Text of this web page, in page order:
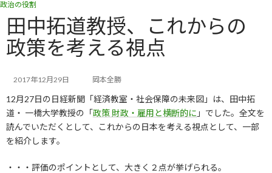
コ
ン
ツ
ッ
プ
ナ
ー
シ
移
動
政治の役割
田中拓道教授、これからの
政策を考える視点
2017年12月29日 岡本全勝
12月27日の日経新聞「経済教室・社会保障の未来図」は、田中拓
道・ 一橋大学教授の「政策 財政・雇用と横断的に 」でした。全文を
読んでいただくとして、これからの日本を考える視点として、一部
を紹介します。
・・・評価のポイントとして、大きく２点が挙げられる。